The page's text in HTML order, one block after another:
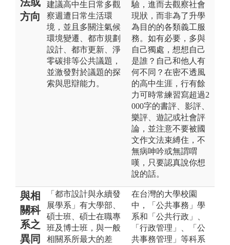
方向
建議高中生日常多觀
察週遭日常生活環
境，並且多關注氣候
環境變遷、都市規劃
設計、都市更新、淨
零碳排等公共議題，
並激發對於議題的探
索與思辯能力。
驗，進而去觀察社會
現狀，而非為了升學
為目的的各類義工服
務。如有必要，多與
自己獨處，想想自己
是誰？自己和他人有
何不同？在密不透風
的高中生涯，行有餘
力可時常練習寫超過2
000字的書評、影評、
樂評、遊記或社會評
論，並注意不要被國
文作文法束縛住，不
無病呻吟或無謂喟
嘆，只要認真說你想
說的話。
與相
關科
系之
異同
「都市設計與永續發
展學系」有大學部、
碩士班、碩士在職專
班及博士班，與一般
相關系所最大的差
在台灣的大學校園
中，「公共事務」學
系和「公共行政」、
「行政管理」、「公
共事務管理」等科系